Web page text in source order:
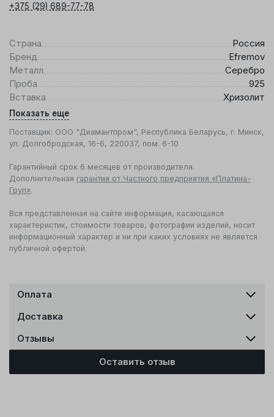
+375 (29) 689-77-78
Страна
Россия
Бренд
Efremov
Металл
Серебро
Проба
925
Вставка
Хризолит
Показать еще
Поставщик: ООО "Диамантпром", Республика Беларусь, г. Минск,
ул. Долгобродская, 16-6, 220037, пом. 6-10
Гарантийный срок 6 месяцев от производителя.
Дополнительная гарантия от Частного предприятия «Платина-
Груп».
Вся представленная на сайте информация, касающаяся
характеристик, стоимости товаров, фотографии изделий, носит
информационный характер и ни при каких условиях не является
публичной офертой.
Оплата
Доставка
Отзывы
Оставить отзыв